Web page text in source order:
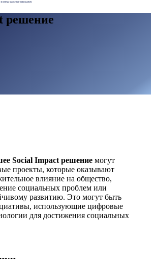
решение
Social Impact решение могут
проекты, которые оказывают
влияние на общество,
социальных проблем или
развитию. Это могут быть
использующие цифровые
для достижения социальных